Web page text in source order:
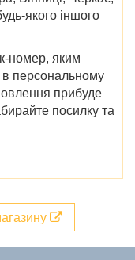
якого іншого
номер, яким
в персональному
прибуде
посилку та